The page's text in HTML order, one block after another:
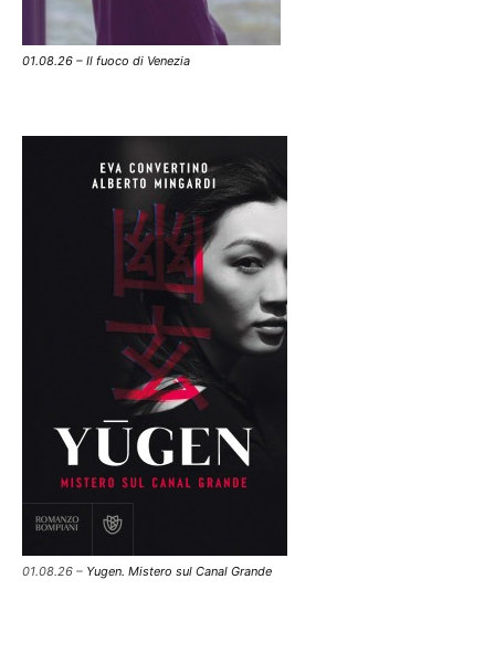
01.08.26 – Il fuoco di Venezia
01.08.26 – Yugen. Mistero sul Canal Grande